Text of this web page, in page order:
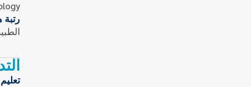
رتبة
تعليم